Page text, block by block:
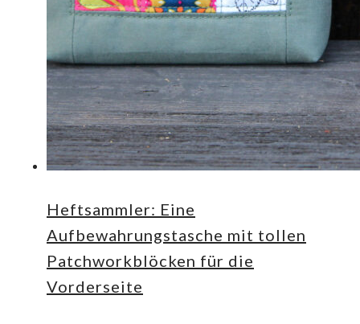
Heftsammler: Eine
Aufbewahrungstasche mit tollen
Patchworkblöcken für die
Vorderseite